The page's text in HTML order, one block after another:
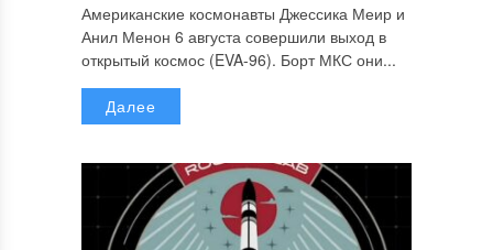
Американские космонавты Джессика Меир и
Анил Менон 6 августа совершили выход в
открытый космос (EVA-96). Борт МКС они...
Далее